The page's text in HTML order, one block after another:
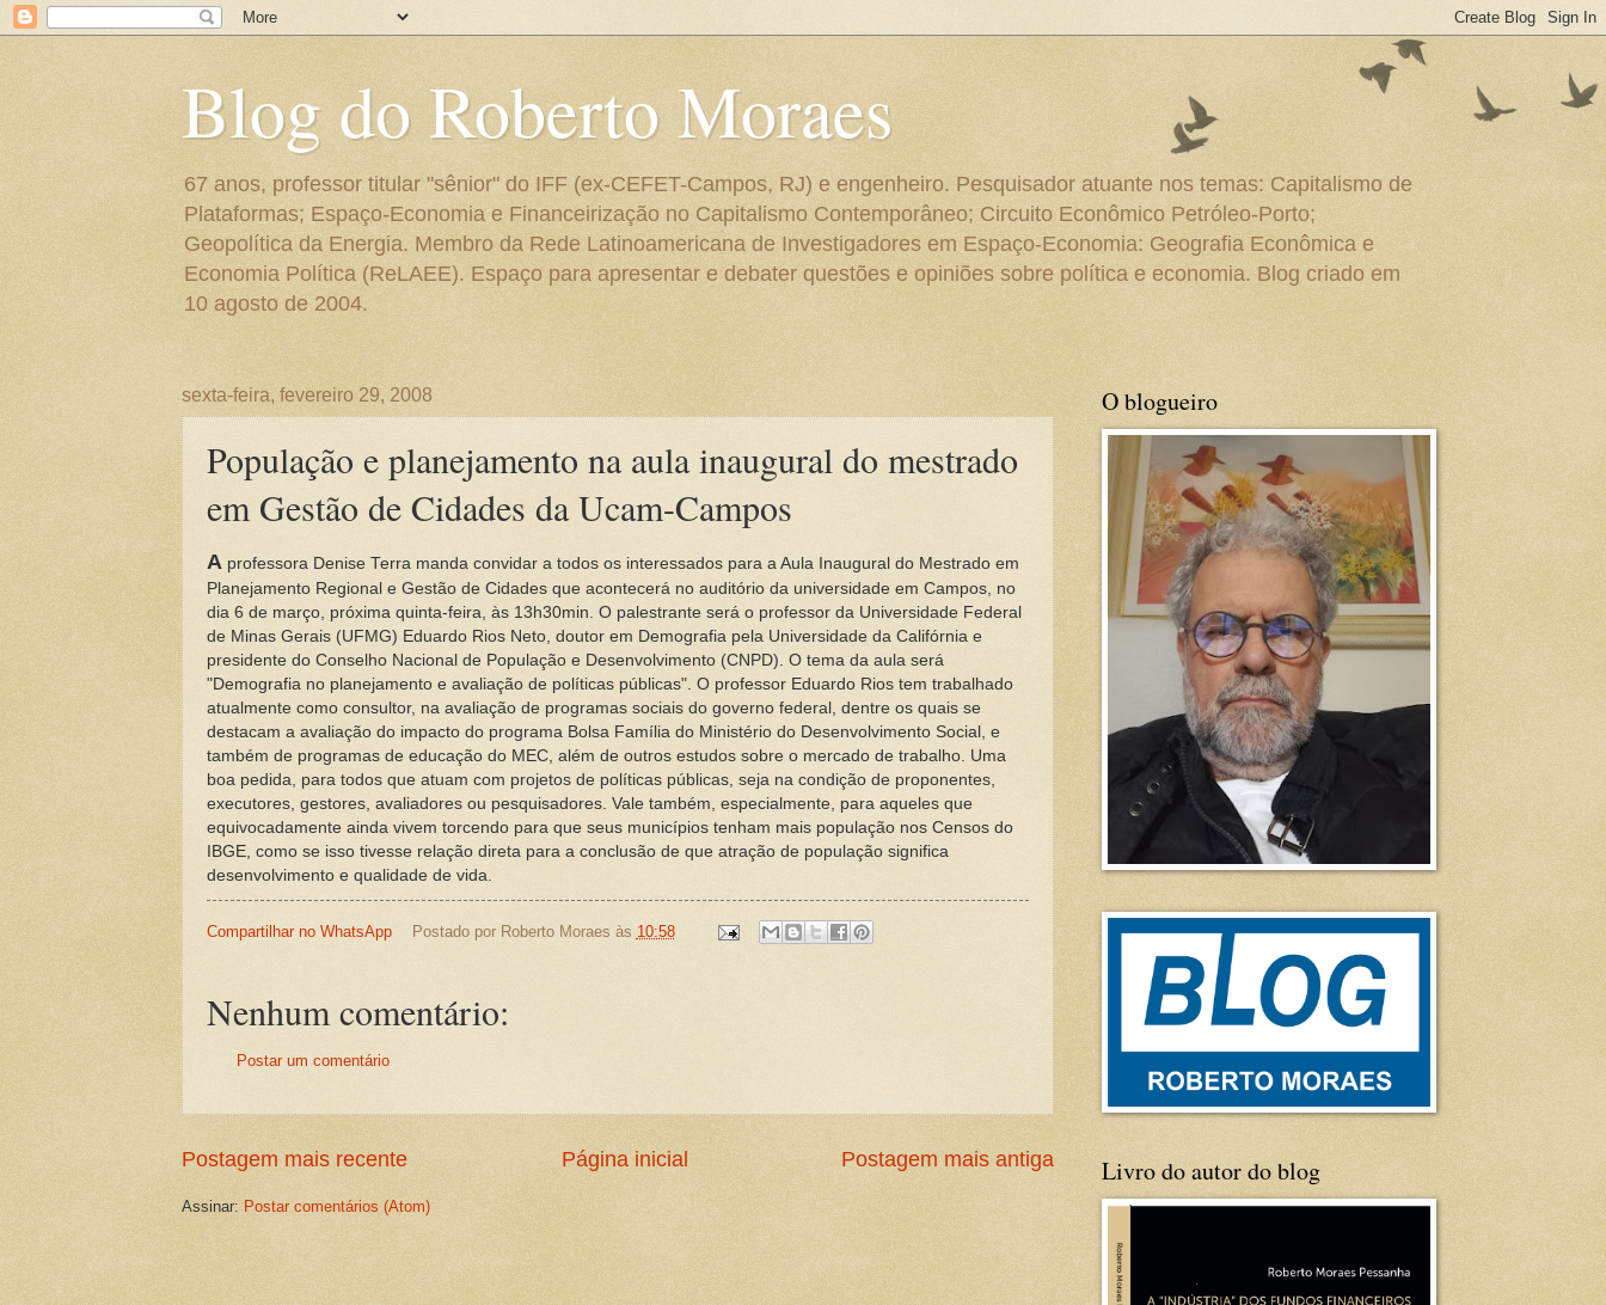
Blog do Roberto Moraes
67 anos, professor titular "sênior" do IFF (ex-CEFET-Campos, RJ) e engenheiro. Pesquisador atuante nos temas: Capitalismo de
Plataformas; Espaço-Economia e Financeirização no Capitalismo Contemporâneo; Circuito Econômico Petróleo-Porto;
Geopolítica da Energia. Membro da Rede Latinoamericana de Investigadores em Espaço-Economia: Geografia Econômica e
Economia Política (ReLAEE). Espaço para apresentar e debater questões e opiniões sobre política e economia. Blog criado em
10 agosto de 2004.
sexta-feira, fevereiro 29, 2008
População e planejamento na aula inaugural do mestrado
em Gestão de Cidades da Ucam-Campos
A professora Denise Terra manda convidar a todos os interessados para a Aula Inaugural do Mestrado em
Planejamento Regional e Gestão de Cidades que acontecerá no auditório da universidade em Campos, no
dia 6 de março, próxima quinta-feira, às 13h30min. O palestrante será o professor da Universidade Federal
de Minas Gerais (UFMG) Eduardo Rios Neto, doutor em Demografia pela Universidade da Califórnia e
presidente do Conselho Nacional de População e Desenvolvimento (CNPD). O tema da aula será
"Demografia no planejamento e avaliação de políticas públicas". O professor Eduardo Rios tem trabalhado
atualmente como consultor, na avaliação de programas sociais do governo federal, dentre os quais se
destacam a avaliação do impacto do programa Bolsa Família do Ministério do Desenvolvimento Social, e
também de programas de educação do MEC, além de outros estudos sobre o mercado de trabalho. Uma
boa pedida, para todos que atuam com projetos de políticas públicas, seja na condição de proponentes,
executores, gestores, avaliadores ou pesquisadores. Vale também, especialmente, para aqueles que
equivocadamente ainda vivem torcendo para que seus municípios tenham mais população nos Censos do
IBGE, como se isso tivesse relação direta para a conclusão de que atração de população significa
desenvolvimento e qualidade de vida.
Compartilhar no WhatsApp Postado por Roberto Moraes às 10:58
Nenhum comentário:
Postar um comentário
Postagem mais recente Postagem mais antiga
Página inicial
Assinar: Postar comentários (Atom)
O blogueiro
Livro do autor do blog